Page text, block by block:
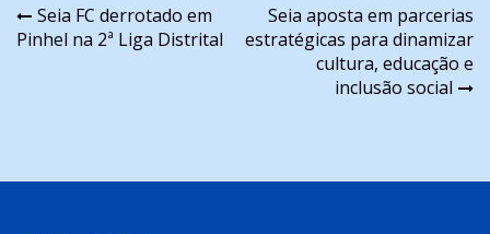
Navegação
de
Seia FC derrotado em
Pinhel na 2ª Liga Distrital
Seia aposta em parcerias
estratégicas para dinamizar
cultura, educação e
inclusão social